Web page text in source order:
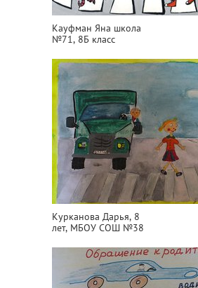
Кауфман Яна школа
№71, 8Б класс
Курканова Дарья, 8
лет, МБОУ СОШ №38